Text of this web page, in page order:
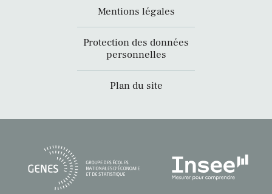
Mentions légales
Protection des données
personnelles
Plan du site